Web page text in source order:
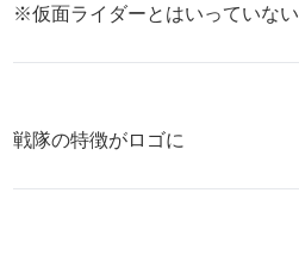
※仮面ライダーとはいっていない
戦隊の特徴がロゴに